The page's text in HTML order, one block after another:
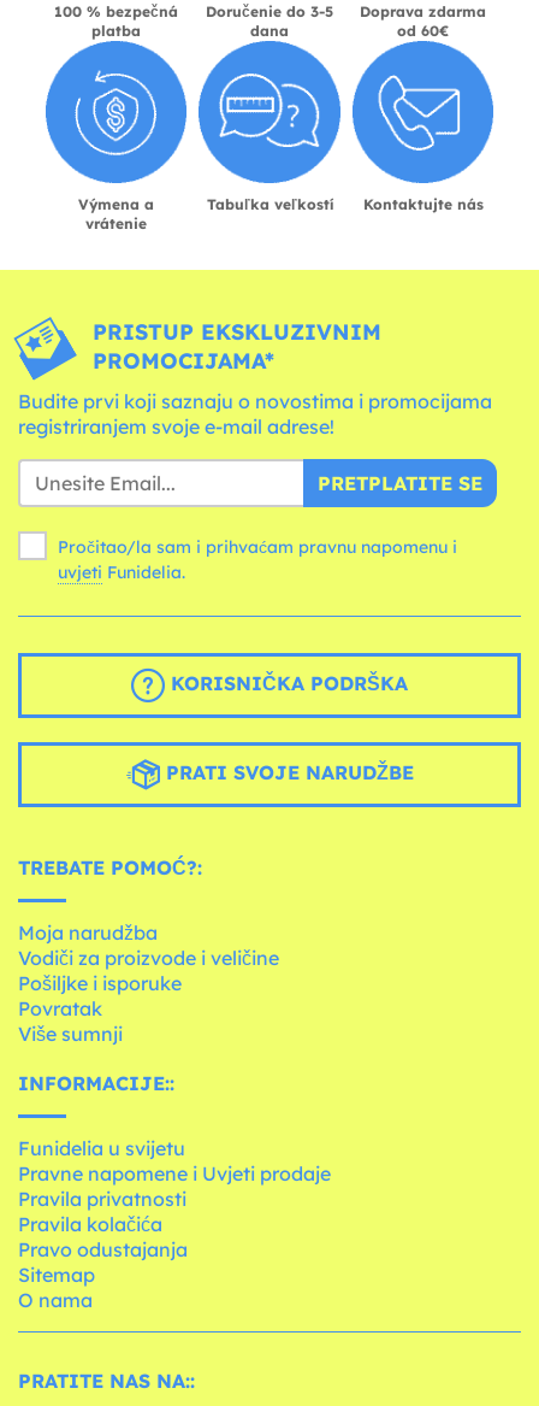
100 % bezpečná
platba
Doručenie do 3-5
dana
Doprava zdarma
od 60€
Výmena a
vrátenie
Tabuľka veľkostí Kontaktujte nás
PRISTUP EKSKLUZIVNIM
PROMOCIJAMA*
Budite prvi koji saznaju o novostima i promocijama
registriranjem svoje e-mail adrese!
PRETPLATITE SE
Pročitao/la sam i prihvaćam pravnu napomenu i
uvjeti Funidelia.
KORISNIČKA PODRŠKA
PRATI SVOJE NARUDŽBE
TREBATE POMOĆ?:
Moja narudžba
Vodiči za proizvode i veličine
Pošiljke i isporuke
Povratak
Više sumnji
INFORMACIJE::
Funidelia u svijetu
Pravne napomene i Uvjeti prodaje
Pravila privatnosti
Pravila kolačića
Pravo odustajanja
Sitemap
O nama
PRATITE NAS NA::